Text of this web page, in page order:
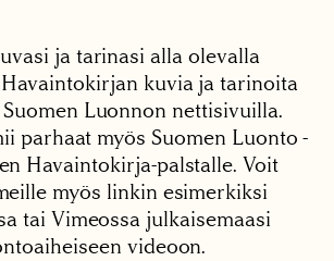
ja tarinasi alla olevalla
kuvia ja tarinoita
Luonnon nettisivuilla.
parhaat myös Suomen Luonto -
Havaintokirja-palstalle. Voit
myös linkin esimerkiksi
tai Vimeossa julkaisemaasi
videoon.